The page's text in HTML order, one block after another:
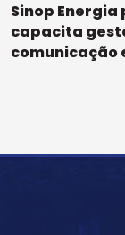
Sinop
capacita
comunicação